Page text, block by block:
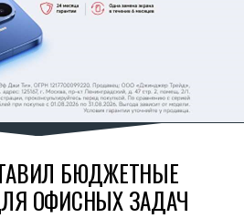
БЮДЖЕТНЫЕ
ОФИСНЫХ ЗАДАЧ